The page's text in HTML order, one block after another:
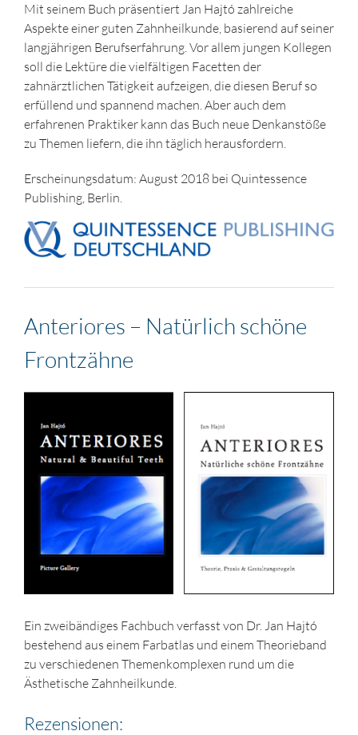
Mit seinem Buch präsentiert Jan Hajtó zahlreiche
Aspekte einer guten Zahnheilkunde, basierend auf seiner
langjährigen Berufserfahrung. Vor allem jungen Kollegen
soll die Lektüre die vielfältigen Facetten der
zahnärztlichen Tätigkeit aufzeigen, die diesen Beruf so
erfüllend und spannend machen. Aber auch dem
erfahrenen Praktiker kann das Buch neue Denkanstöße
zu Themen liefern, die ihn täglich herausfordern.
Erscheinungsdatum: August 2018 bei Quintessence
Publishing, Berlin.
Anteriores – Natürlich schöne
Frontzähne
Ein zweibändiges Fachbuch verfasst von Dr. Jan Hajtó
bestehend aus einem Farbatlas und einem Theorieband
zu verschiedenen Themenkomplexen rund um die
Ästhetische Zahnheilkunde.
Rezensionen: